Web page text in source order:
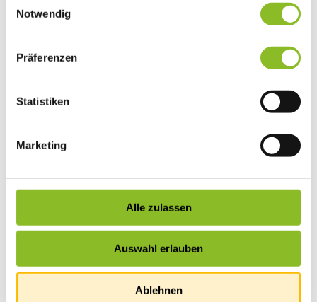
Notwendig
Präferenzen
Statistiken
Marketing
Alle zulassen
Auswahl erlauben
Ablehnen
Vereinsleben
Wige Frastanz
Herbstmarkt
Der Walgauer
Gastronomie
Unterkünfte
Naturbad Untere Au
Schwimmbad Felsenau
Tabakausstellung